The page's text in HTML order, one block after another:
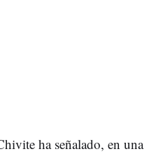
ha señalado, en una